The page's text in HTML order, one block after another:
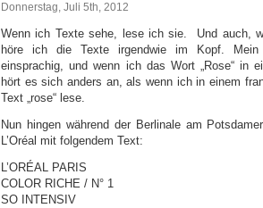
Donnerstag, Juli 5th, 2012
Wenn ich Texte sehe, lese ich sie. Und auch,
höre ich die Texte irgendwie im Kopf.
einsprachig, und wenn ich das Wort „Rose“ in
hört es sich anders an, als wenn ich in einem
Text „rose“ lese.
Nun hingen während der Berlinale am
L’Oréal mit folgendem Text:
L’ORÉAL PARIS
COLOR RICHE / N° 1
SO INTENSIV